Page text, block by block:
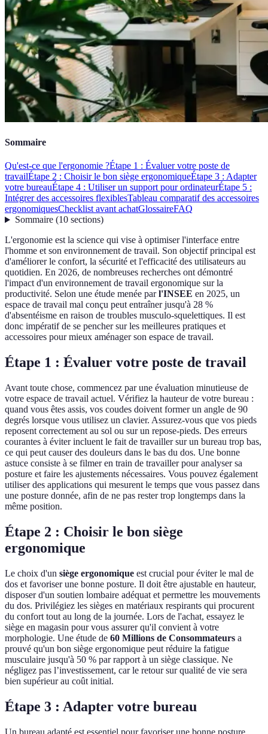
Sommaire
Qu'est-ce que l'ergonomie ?Étape 1 : Évaluer votre poste de
travailÉtape 2 : Choisir le bon siège ergonomiqueÉtape 3 : Adapter
votre bureauÉtape 4 : Utiliser un support pour ordinateurÉtape 5 :
Intégrer des accessoires flexiblesTableau comparatif des accessoires
ergonomiquesChecklist avant achatGlossaireFAQ
Sommaire(10 sections)
L'ergonomie est la science qui vise à optimiser l'interface entre
l'homme et son environnement de travail. Son objectif principal est
d'améliorer le confort, la sécurité et l'efficacité des utilisateurs au
quotidien. En 2026, de nombreuses recherches ont démontré
l'impact d'un environnement de travail ergonomique sur la
productivité. Selon une étude menée parl'INSEE en 2025, un
espace de travail mal conçu peut entraîner jusqu'à 28 %
d'absentéisme en raison de troubles musculo-squelettiques. Il est
donc impératif de se pencher sur les meilleures pratiques et
accessoires pour mieux aménager son espace de travail.
Étape 1 : Évaluer votre poste de travail
Avant toute chose, commencez par une évaluation minutieuse de
votre espace de travail actuel. Vérifiez la hauteur de votre bureau :
quand vous êtes assis, vos coudes doivent former un angle de 90
degrés lorsque vous utilisez un clavier. Assurez-vous que vos pieds
reposent correctement au sol ou sur un repose-pieds. Des erreurs
courantes à éviter incluent le fait de travailler sur un bureau trop bas,
ce qui peut causer des douleurs dans le bas du dos. Une bonne
astuce consiste à se filmer en train de travailler pour analyser sa
posture et faire les ajustements nécessaires. Vous pouvez également
utiliser des applications qui mesurent le temps que vous passez dans
une posture donnée, afin de ne pas rester trop longtemps dans la
même position.
Étape 2 : Choisir le bon siège
ergonomique
Le choix d'un siège ergonomique est crucial pour éviter le mal de
dos et favoriser une bonne posture. Il doit être ajustable en hauteur,
disposer d'un soutien lombaire adéquat et permettre les mouvements
du dos. Privilégiez les sièges en matériaux respirants qui procurent
du confort tout au long de la journée. Lors de l'achat, essayez le
siège en magasin pour vous assurer qu'il convient à votre
morphologie. Une étude de 60 Millions de Consommateurs a
prouvé qu'un bon siège ergonomique peut réduire la fatigue
musculaire jusqu'à 50 % par rapport à un siège classique. Ne
négligez pas l’investissement, car le retour sur qualité de vie sera
bien supérieur au coût initial.
Étape 3 : Adapter votre bureau
Un bureau adapté est essentiel pour favoriser une bonne posture.